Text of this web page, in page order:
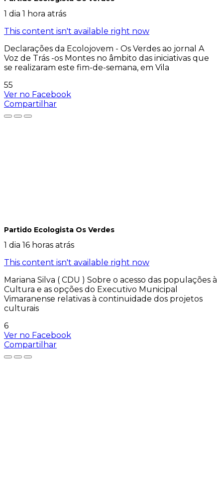
1 dia 1 hora atrás
This content isn't available right now
Declarações da Ecolojovem - Os Verdes ao jornal A
Voz de Trás -os Montes no âmbito das iniciativas que
se realizaram este fim-de-semana, em Vila
55
Ver no Facebook
Compartilhar
Partido Ecologista Os Verdes
1 dia 16 horas atrás
This content isn't available right now
Mariana Silva ( CDU ) Sobre o acesso das populações à
Cultura e as opções do Executivo Municipal
Vimaranense relativas à continuidade dos projetos
culturais
6
Ver no Facebook
Compartilhar